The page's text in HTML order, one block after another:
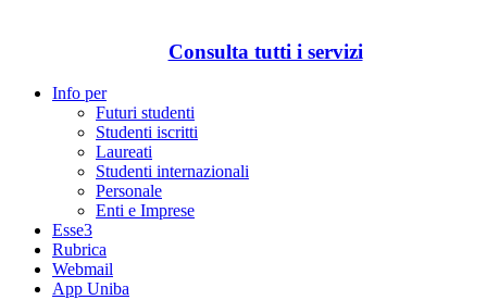
Consulta tutti i servizi
Info per
Futuri studenti
Studenti iscritti
Laureati
Studenti internazionali
Personale
Enti e Imprese
Esse3
Rubrica
Webmail
App Uniba